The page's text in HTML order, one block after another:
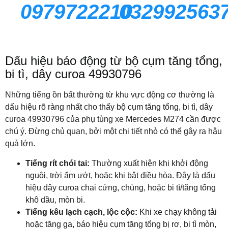
0979722210
Dấu hiệu báo động từ bộ cụm tăng tổng,
bi tì, dây curoa 49930796
Những tiếng ồn bất thường từ khu vực động cơ thường là
dấu hiệu rõ ràng nhất cho thấy bộ cụm tăng tổng, bi tì, dây
curoa 49930796 của phụ tùng xe Mercedes M274 cần được
chú ý. Đừng chủ quan, bởi một chi tiết nhỏ có thể gây ra hậu
quả lớn.
Tiếng rít chói tai: Thường xuất hiện khi khởi động
nguội, trời ẩm ướt, hoặc khi bật điều hòa. Đây là dấu
hiệu dây curoa chai cứng, chùng, hoặc bi tì/tăng tổng
khô dầu, mòn bi.
Tiếng kêu lạch cạch, lộc cộc: Khi xe chạy không tải
hoặc tăng ga, báo hiệu cụm tăng tổng bị rơ, bi tì mòn,